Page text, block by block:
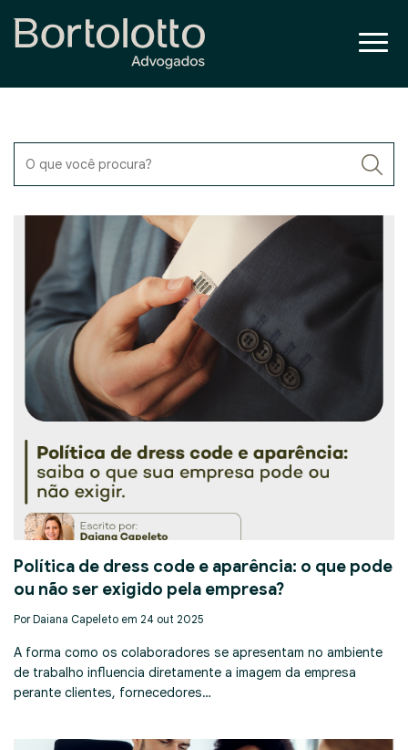
Política de dress code e aparência: o que pode
ou não ser exigido pela empresa?
Por Daiana Capeleto em 24 out 2025
A forma como os colaboradores se apresentam no ambiente
de trabalho influencia diretamente a imagem da empresa
perante clientes, fornecedores…